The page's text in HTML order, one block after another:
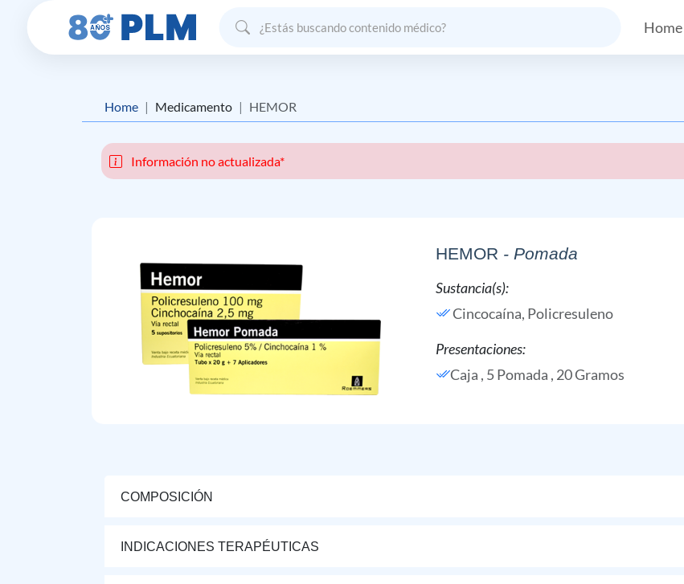
Home
Home Medicamento HEMOR
Información no actualizada*
HEMOR - Pomada
Sustancia(s):
Cincocaína, Policresuleno
Presentaciones:
Caja , 5 Pomada , 20 Gramos
COMPOSICIÓN
INDICACIONES TERAPÉUTICAS